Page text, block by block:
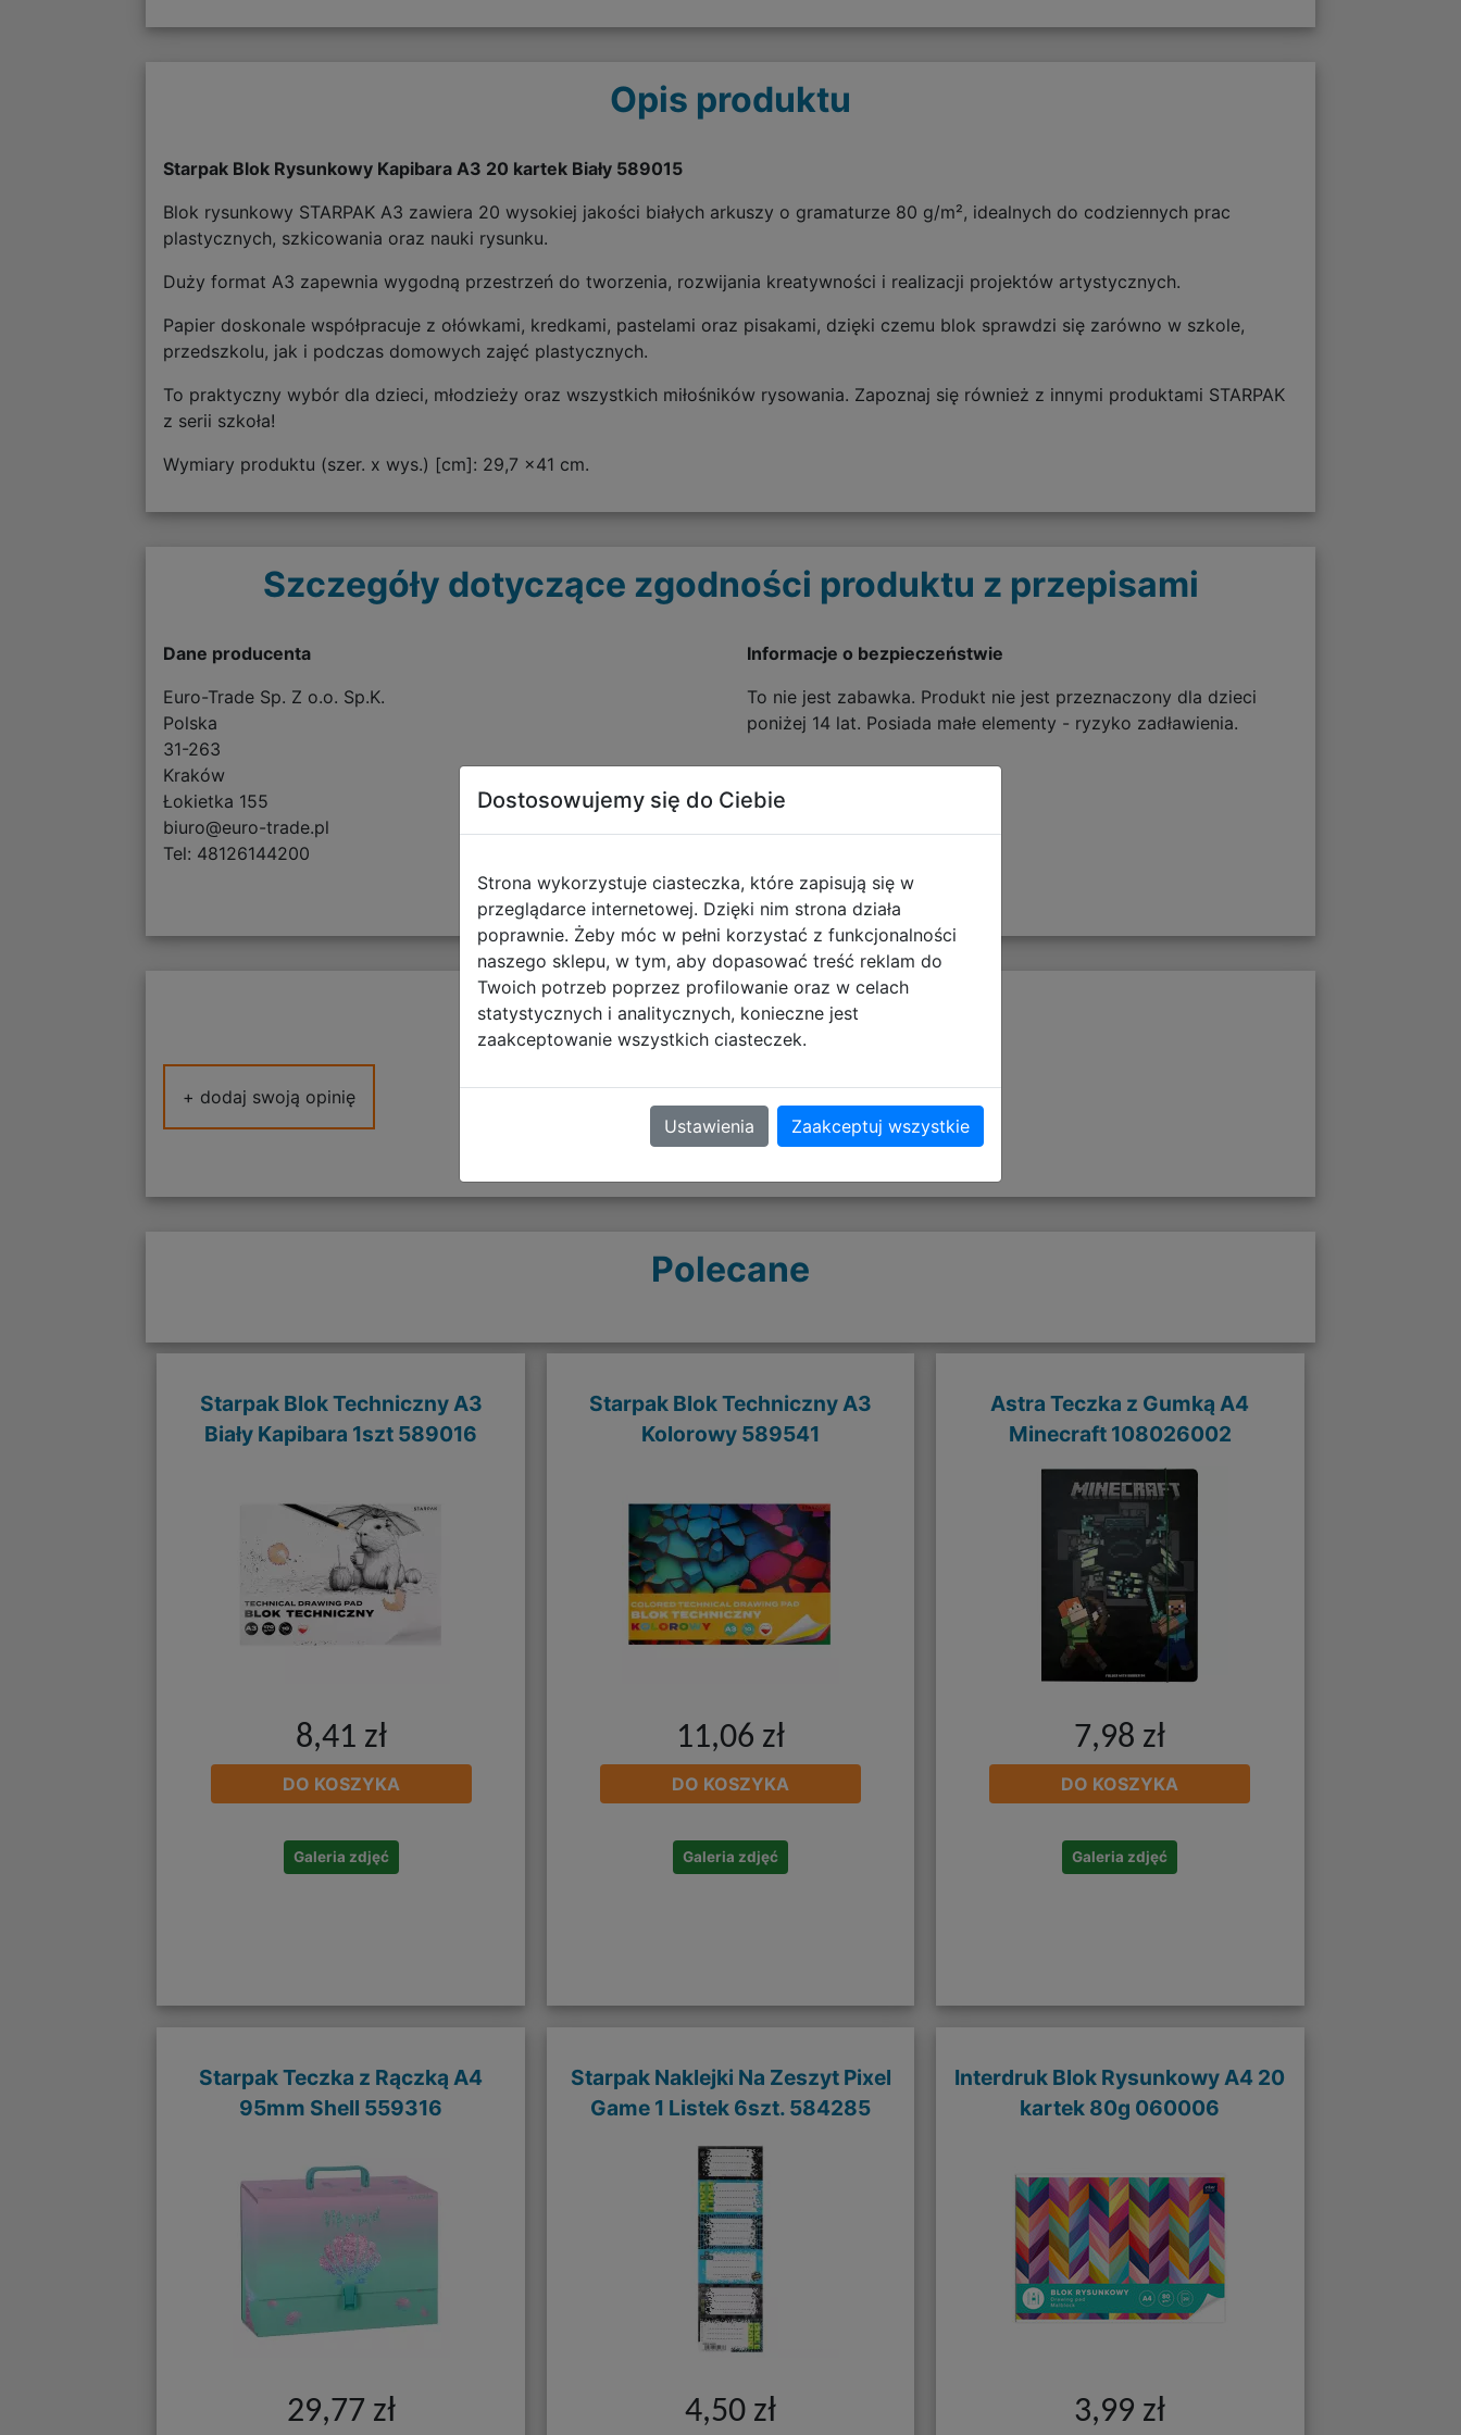
Opis produktu
Starpak Blok Rysunkowy Kapibara A3 20 kartek Biały 589015
Blok rysunkowy STARPAK A3 zawiera 20 wysokiej jakości białych arkuszy o gramaturze 80 g/m², idealnych do codziennych prac
plastycznych, szkicowania oraz nauki rysunku.
Duży format A3 zapewnia wygodną przestrzeń do tworzenia, rozwijania kreatywności i realizacji projektów artystycznych.
Papier doskonale współpracuje z ołówkami, kredkami, pastelami oraz pisakami, dzięki czemu blok sprawdzi się zarówno w szkole,
przedszkolu, jak i podczas domowych zajęć plastycznych.
To praktyczny wybór dla dzieci, młodzieży oraz wszystkich miłośników rysowania. Zapoznaj się również z innymi produktami STARPAK
z serii szkoła!
Wymiary produktu (szer. x wys.) [cm]: 29,7 x41 cm.
Szczegóły dotyczące zgodności produktu z przepisami
Dane producenta
Euro-Trade Sp. Z o.o. Sp.K.
Polska
31-263
Kraków
Łokietka 155
biuro@euro-trade.pl
Tel: 48126144200
Informacje o bezpieczeństwie
To nie jest zabawka. Produkt nie jest przeznaczony dla dzieci
poniżej 14 lat. Posiada małe elementy - ryzyko zadławienia.
Opinie o produkcie
+ dodaj swoją opinię
Polecane
Starpak Blok Techniczny A3
Biały Kapibara 1szt 589016
8,41 zł
DO KOSZYKA
Galeria zdjęć
Starpak Blok Techniczny A3
Kolorowy 589541
11,06 zł
DO KOSZYKA
Galeria zdjęć
Astra Teczka z Gumką A4
Minecraft 108026002
7,98 zł
DO KOSZYKA
Galeria zdjęć
Starpak Teczka z Rączką A4
95mm Shell 559316
29,77 zł
Starpak Naklejki Na Zeszyt Pixel
Game 1 Listek 6szt. 584285
4,50 zł
Interdruk Blok Rysunkowy A4 20
kartek 80g 060006
3,99 zł
Dostosowujemy się do Ciebie
Strona wykorzystuje ciasteczka, które zapisują się w
przeglądarce internetowej. Dzięki nim strona działa
poprawnie. Żeby móc w pełni korzystać z funkcjonalności
naszego sklepu, w tym, aby dopasować treść reklam do
Twoich potrzeb poprzez profilowanie oraz w celach
statystycznych i analitycznych, konieczne jest
zaakceptowanie wszystkich ciasteczek.
Ustawienia Zaakceptuj wszystkie